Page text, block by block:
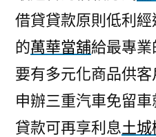
借貸貸款原則低利
的萬華當舖給最專
要有多元化商品供客
申辦三重汽車免留
貸款可再享利息土